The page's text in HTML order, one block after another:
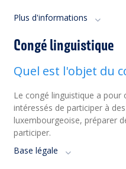
Plus d'informations
Congé linguistique
Quel est l'objet du
Le congé linguistique a
intéressés de participer à
luxembourgeoise, préparer
participer.
Base légale